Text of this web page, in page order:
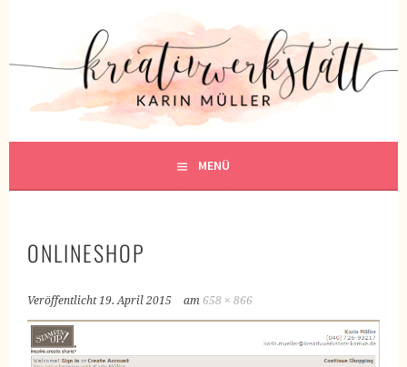
KREATIVWERKSTATT
KREATIV SEIN
MENÜ
ONLINESHOP
Veröffentlicht19. April 2015 am 658 × 866